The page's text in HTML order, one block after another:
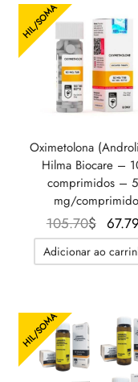
HIL/SOMA
Oximetolona
Hilma Biocare –
comprimidos –
mg/comprimido
105.70$ O
67.79
Adicionar ao
HIL/SOMA